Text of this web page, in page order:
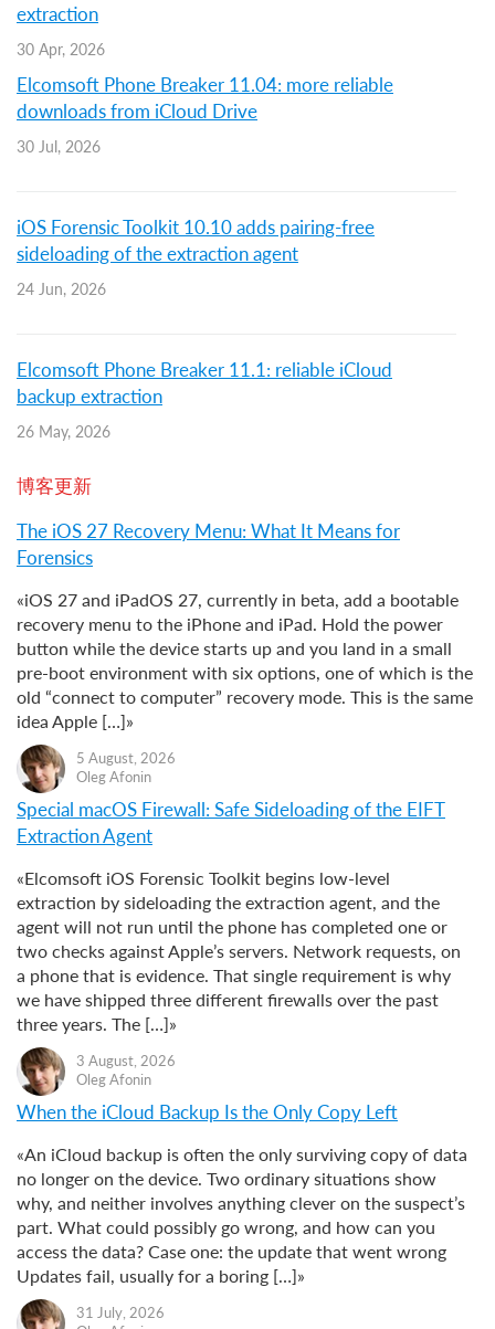
extraction
30 Apr, 2026
Elcomsoft Phone Breaker 11.04: more reliable
downloads from iCloud Drive
30 Jul, 2026
iOS Forensic Toolkit 10.10 adds pairing-free
sideloading of the extraction agent
24 Jun, 2026
Elcomsoft Phone Breaker 11.1: reliable iCloud
backup extraction
26 May, 2026
博客更新
The iOS 27 Recovery Menu: What It Means for
Forensics
«iOS 27 and iPadOS 27, currently in beta, add a bootable
recovery menu to the iPhone and iPad. Hold the power
button while the device starts up and you land in a small
pre-boot environment with six options, one of which is the
old “connect to computer” recovery mode. This is the same
idea Apple […]»
5 August, 2026
Oleg Afonin
Special macOS Firewall: Safe Sideloading of the EIFT
Extraction Agent
«Elcomsoft iOS Forensic Toolkit begins low-level
extraction by sideloading the extraction agent, and the
agent will not run until the phone has completed one or
two checks against Apple’s servers. Network requests, on
a phone that is evidence. That single requirement is why
we have shipped three different firewalls over the past
three years. The […]»
3 August, 2026
Oleg Afonin
When the iCloud Backup Is the Only Copy Left
«An iCloud backup is often the only surviving copy of data
no longer on the device. Two ordinary situations show
why, and neither involves anything clever on the suspect’s
part. What could possibly go wrong, and how can you
access the data? Case one: the update that went wrong
Updates fail, usually for a boring […]»
31 July, 2026